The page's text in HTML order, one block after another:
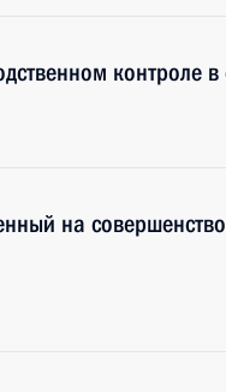
контроле
на